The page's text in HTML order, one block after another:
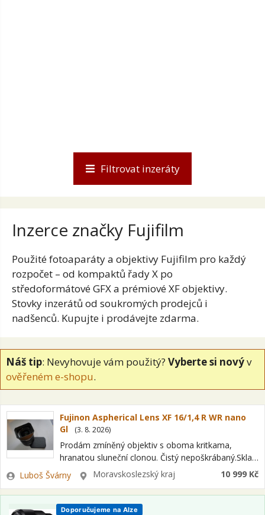
Inzerce značky Fujifilm
Použité fotoaparáty a objektivy Fujifilm pro každý
rozpočet – od kompaktů řady X po
středoformátové GFX a prémiové XF objektivy.
Stovky inzerátů od soukromých prodejců i
nadšenců. Kupujte i prodávejte zdarma.
Náš tip: Nevyhovuje vám použitý? Vyberte si novýv
ověřeném e-shopu.
Fujinon Aspherical Lens XF 16/1,4 R WR nano
Gl
(3. 8. 2026)
Prodám zmíněný objektiv s oboma kritkama,
hranatou sluneční clonou. Čistý nepoškrábaný.Skla
čistá, nepoškrábaná. Fotky na vyžádání...
Zadavatel
Luboš Švárny LokalitaMoravskoslezský kraj 10 999 Kč
Doporučujeme na Alze
Filtrovat inzeráty